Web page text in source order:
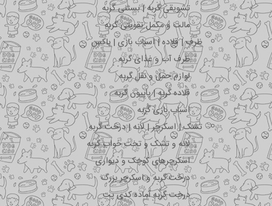
تشویقی گربه | بستنی گربه
مالت و مکمل تقویتی گربه
ظرف | قلاده | اسباب بازی | باکس
ظرف آب و غذای گربه
لوازم حمل و نقل گربه
قلاده گربه | پاپیون گربه
اسباب بازی گربه
تشک | اسکرچر | لانه | درخت گربه
لانه و تشک و تخت خواب گربه
اسکرچرهای کوچک و دیواری
درخت گربه و اسکرچر بزرگ
درخت گربه آماده کدی پت